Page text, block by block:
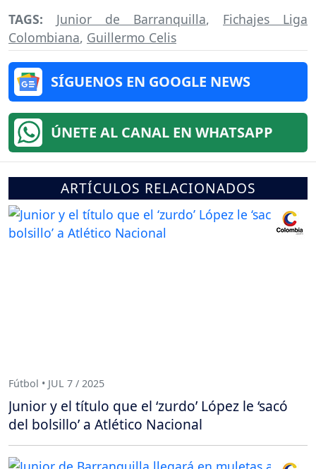
TAGS: Junior de Barranquilla, Fichajes Liga
Colombiana, Guillermo Celis
SÍGUENOS EN GOOGLE NEWS
ÚNETE AL CANAL EN WHATSAPP
ARTÍCULOS RELACIONADOS
Fútbol • JUL 7 / 2025
Junior y el título que el ‘zurdo’ López le ‘sacó
del bolsillo’ a Atlético Nacional